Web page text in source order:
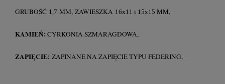
GRUBOŚĆ 1,7 MM, ZAWIESZKA 16x11 i 15x15 MM,
KAMIEŃ: CYRKONIA SZMARAGDOWA,
ZAPIĘCIE: ZAPINANE NA ZAPIĘCIE TYPU FEDERING,